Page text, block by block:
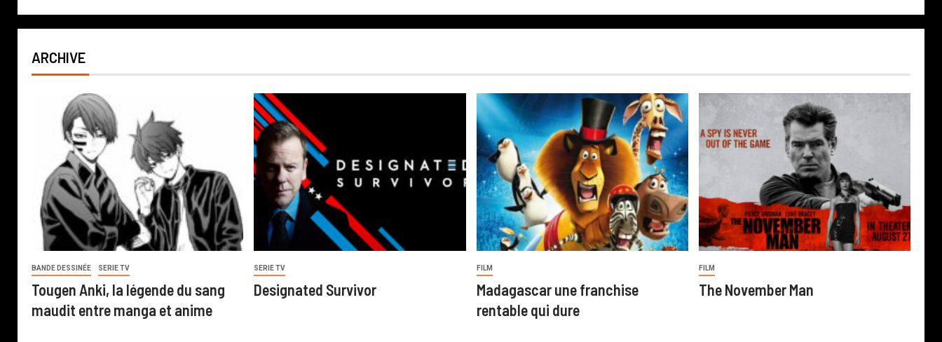
ARCHIVE
BANDE DESSINÉE SERIE TV
Tougen Anki, la légende du sang
maudit entre manga et anime
SERIE TV
Designated Survivor
FILM
Madagascar une franchise
rentable qui dure
FILM
The November Man